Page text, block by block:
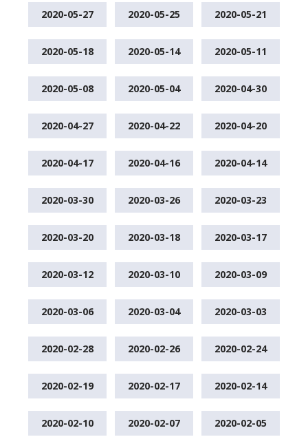
2020-05-27 2020-05-25 2020-05-21
2020-05-18 2020-05-14 2020-05-11
2020-05-08 2020-05-04 2020-04-30
2020-04-27 2020-04-22 2020-04-20
2020-04-17 2020-04-16 2020-04-14
2020-03-30 2020-03-26 2020-03-23
2020-03-20 2020-03-18 2020-03-17
2020-03-12 2020-03-10 2020-03-09
2020-03-06 2020-03-04 2020-03-03
2020-02-28 2020-02-26 2020-02-24
2020-02-19 2020-02-17 2020-02-14
2020-02-10 2020-02-07 2020-02-05